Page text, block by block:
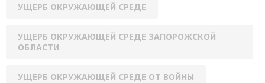
УЩЕРБ ОКРУЖАЮЩЕЙ СРЕДЕ
УЩЕРБ ОКРУЖАЮЩЕЙ СРЕДЕ ЗАПОРОЖСКОЙ
ОБЛАСТИ
УЩЕРБ ОКРУЖАЮЩЕЙ СРЕДЕ ОТ ВОЙНЫ